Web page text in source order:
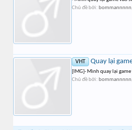
Chủ đề bởi: bommannnnn
VHT Quay lại
[IMG]- Mình quay lại
Chủ đề bởi: bommannnnn